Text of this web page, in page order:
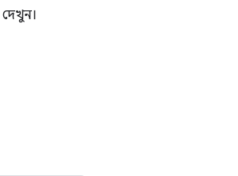
দেখুন।